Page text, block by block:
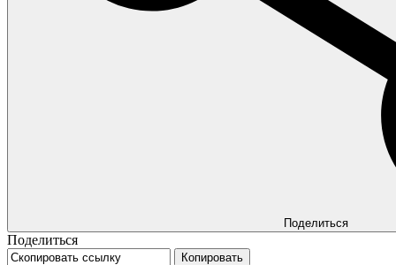
Поделиться
Поделиться
Копировать